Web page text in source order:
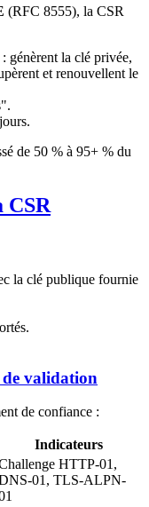
(RFC 8555), la CSR
génèrent la clé privée,
et renouvellent le
de 50 % à 95+ % du
CSR
la clé publique fournie
validation
de confiance :
Indicateurs
HTTP-01,
01, TLS-ALPN-